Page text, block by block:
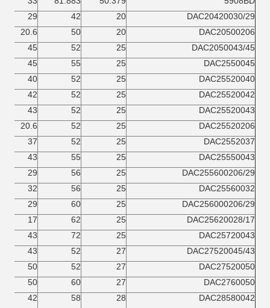
DAC20420030/29
20
42
29
DAC20500206
20
50
20.6
DAC2050043/45
25
52
45
DAC2550045
25
55
45
DAC25520040
25
52
40
DAC25520042
25
52
42
DAC25520043
25
52
43
DAC25520206
25
52
20.6
DAC2552037
25
52
37
DAC25550043
25
55
43
DAC255600206/29
25
56
29
DAC25560032
25
56
32
DAC256000206/29
25
60
29
DAC25620028/17
25
62
17
DAC25720043
25
72
43
DAC27520045/43
27
52
43
DAC27520050
27
52
50
DAC2760050
27
60
50
DAC28580042
28
58
42